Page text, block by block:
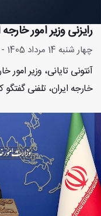
رایزنی وزیر امور خارجه
چهار شنبه 14 مرداد 1405 - 17:54:7
آنتونی تایانی، وزیر امور
خارجه ایران، تلفنی گفتگو